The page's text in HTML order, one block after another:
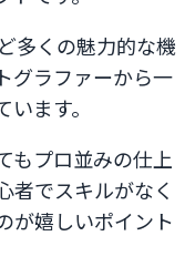
多くの魅力的な機
グラファーから一
ます。
もプロ並みの仕上
者でスキルがなく
が嬉しいポイント